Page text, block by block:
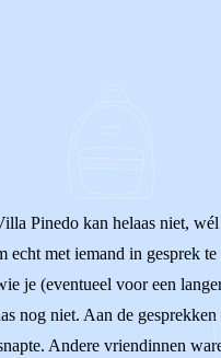
Pinedo kan helaas niet,
met iemand in gesprek te
je (eventueel voor een
nog niet. Aan de
Andere vriendinnen